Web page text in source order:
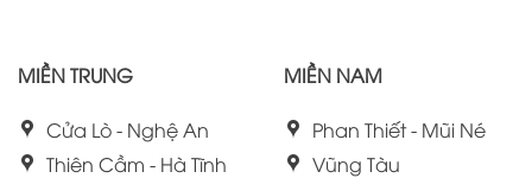
MIỀN TRUNG
Cửa Lò - Nghệ An
Thiên Cầm - Hà Tĩnh
MIỀN NAM
Phan Thiết - Mũi Né
Vũng Tàu